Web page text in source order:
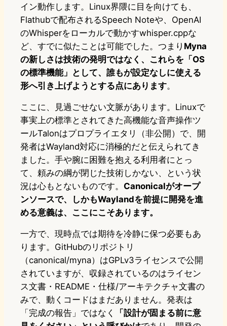
イン動作します。Linux界隈に目を向けても、
Flathubで配布されるSpeech Noteや、OpenAI
のWhisperをローカルで動かすwhisper.cppな
ど、すでに似たことは可能でした。つまり Myna
の新しさは技術の発明ではなく、これらを「OS
の標準機能」として、誰もが設定なしに使える
形へ引き上げようとする点にあります。
ここに、見過ごせない文脈があります。Linuxで
事実上の標準とされてきた高機能な音声操作ツ
ールTalonはプロプライエタリ（非公開）で、開
発者はWayland対応に消極的だと伝えられてき
ました。手や腕に困難を抱える利用者にとっ
て、頼みの綱が閉じた技術しかない、という状
況は心もとないものです。 Canonicalがオープ
ンソースで、しかもWaylandを前提に開発を進
める意義は、ここにこそあります。
一方で、現時点では期待を冷静に保つ必要もあ
ります。GitHubのリポジトリ
（canonical/myna）はGPLv3ライセンスで公開
されていますが、収録されているのはライセン
ス文書・README・仕様/アーキテクチャ文書の
みで、動くコードはまだありません。発表は
「完成の報告」ではなく
「設計が固まる前に意